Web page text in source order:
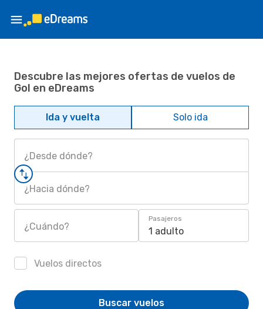
Descubre las mejores ofertas de vuelos de
Gol en eDreams
Ida y vuelta Solo ida
¿Desde dónde?
¿Hacia dónde?
¿Cuándo?
Pasajeros
1 adulto
Vuelos directos
Buscar vuelos